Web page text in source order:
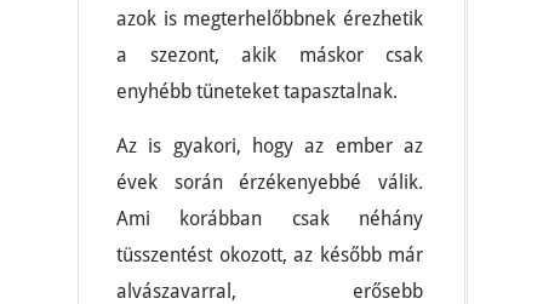
azok is megterhelőbbnek érezhetik
a szezont, akik máskor csak
enyhébb tüneteket tapasztalnak.
Az is gyakori, hogy az ember az
évek során érzékenyebbé válik.
Ami korábban csak néhány
tüsszentést okozott, az később már
alvászavarral, erősebb